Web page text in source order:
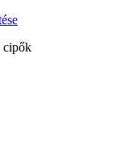
cipők